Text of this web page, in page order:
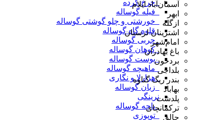
_چرخ کرده
_فیله گوساله
_خورشتی و چلو گوشتی گوساله
_قلوه گاه گوساله
_چربی گوساله
_کوهان گوساله
_پوست گوساله
_ماهیچه گوساله
_هزارلا و نگاری
_زبان گوساله
نرینگی
_پاچه گوساله
_توپوزی
آسمان‌آباد ایلام
ابهر
ازگله
اشترینان لرستان
امام‌شهر
باغ بهادران
بردخون
بلداجی
بندر ریگ گناوه
بهاباد
پلدشت
ترکمانچای
جالق